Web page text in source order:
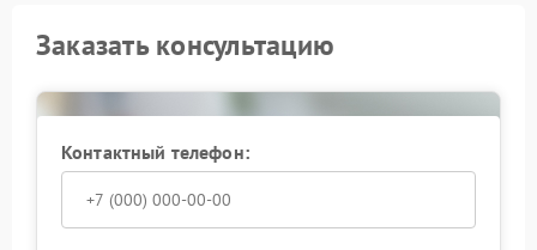
Заказать консультацию
Контактный телефон: